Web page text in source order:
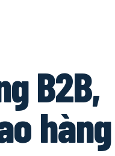
B2B,
hàng